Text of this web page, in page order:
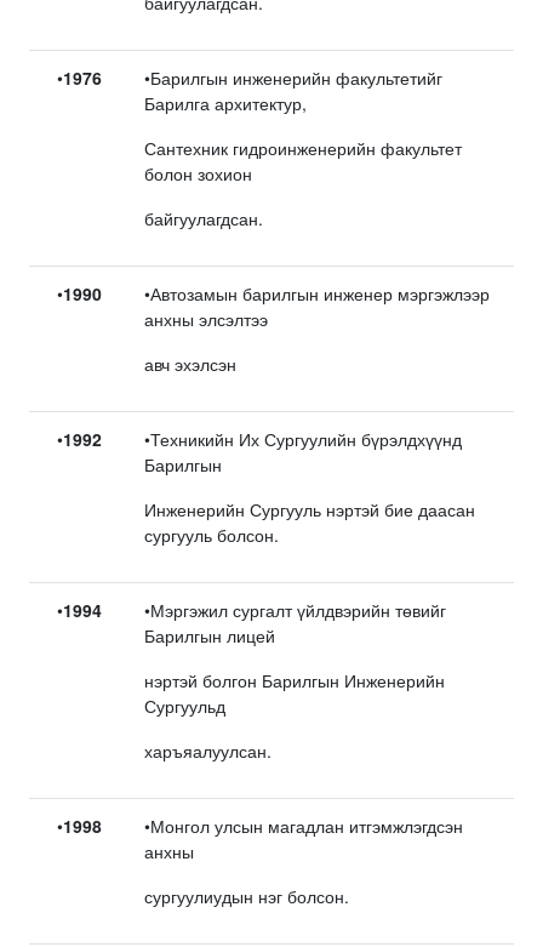
•1976
•Барилгын инженерийн факультетийг
Барилга архитектур,
Сантехник гидроинженерийн факультет
болон зохион
байгуулагдсан.
•1990
•Автозамын барилгын инженер мэргэжлээр
анхны элсэлтээ
авч эхэлсэн
•1992
•Техникийн Их Сургуулийн бүрэлдхүүнд
Барилгын
Инженерийн Сургууль нэртэй бие даасан
сургууль болсон.
•1994
•Мэргэжил сургалт үйлдвэрийн төвийг
Барилгын лицей
нэртэй болгон Барилгын Инженерийн
Сургуульд
харъяалуулсан.
•1998
•Монгол улсын магадлан итгэмжлэгдсэн
анхны
сургуулиудын нэг болсон.